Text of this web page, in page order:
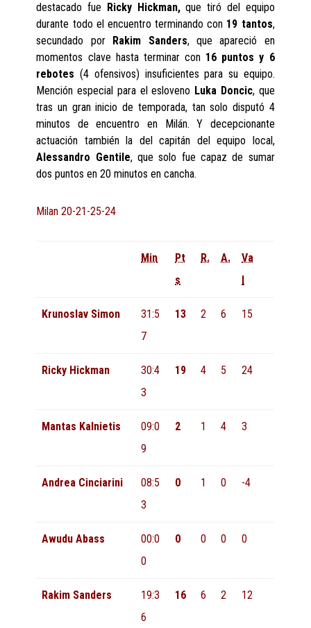
destacado fue
Ricky Hickman,que tiró del equipo
durante todo el encuentro terminando con 19 tantos,
secundado por
Rakim Sanders, que apareció en
momentos clave hasta terminar con 16 puntos y 6
rebotes (4 ofensivos) insuficientes para su equipo.
Mención especial para el esloveno Luka Doncic, que
tras un gran inicio de temporada, tan solo disputó 4
minutos de encuentro en Milán. Y decepcionante
actuación también la del capitán del equipo local,
Alessandro Gentile, que solo fue capaz de sumar
dos puntos en 20 minutos en cancha.
Milan20-21-25-24
Min
Pt
s
R. A.
Va
Krunoslav Simon
31:5
7
13 2 6 15
Ricky Hickman
30:4
3
19 4 5 24
Mantas Kalnietis
09:0
9
2 1 4 3
Andrea Cinciarini
08:5
3
0 1 0 -4
Awudu Abass
00:0
0
0 0 0 0
Rakim Sanders
19:3
6
16 6 2 12